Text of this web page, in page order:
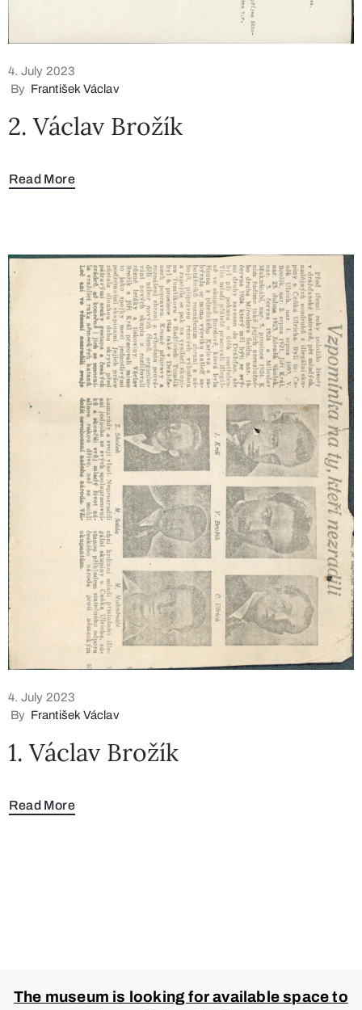
4. July 2023
By František Václav
2. Václav Brožík
Read More
4. July 2023
By František Václav
1. Václav Brožík
Read More
The museum is looking for available space to